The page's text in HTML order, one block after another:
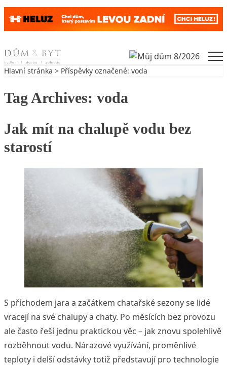
Skip to content
Hlavní stránka > Příspěvky označené: voda
Tag Archives: voda
Jak mít na chalupě vodu bez
starostí
S příchodem jara a začátkem chatařské sezony se lidé
vracejí na své chalupy a chaty. Po měsících bez provozu
ale často řeší jednu praktickou věc – jak znovu spolehlivě
rozběhnout vodu. Nárazové využívání, proměnlivé
teploty i delší odstávky totiž představují pro technologie